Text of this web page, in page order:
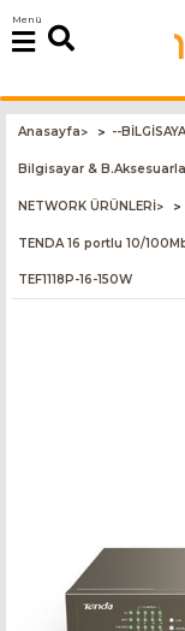
Menü
Anasayfa> --
Bilgisayar &
NETWORK ÜRÜNLERİ>
TENDA 16 portlu 10/
TEF1118P-16-150W